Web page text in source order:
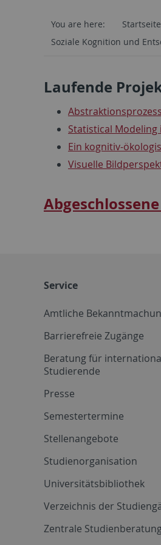
You are here: Startseite
Soziale Kognition und
Laufende
Statistical Modeling
Ein kognitiv-
Visuelle
Service
Amtliche
Barrierefreie Zugänge
Beratung für
Studierende
Presse
Semestertermine
Stellenangebote
Studienorganisation
Universitätsbibliothek
Verzeichnis der
Zentrale